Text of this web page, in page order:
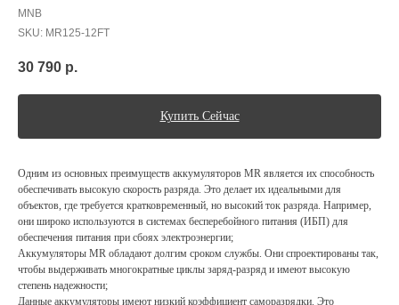
MNB
SKU: MR125-12FT
30 790 р.
Купить Сейчас
Одним из основных преимуществ аккумуляторов MR является их способность
обеспечивать высокую скорость разряда. Это делает их идеальными для
объектов, где требуется кратковременный, но высокий ток разряда. Например,
они широко используются в системах бесперебойного питания (ИБП) для
обеспечения питания при сбоях электроэнергии;
Аккумуляторы MR обладают долгим сроком службы. Они спроектированы так,
чтобы выдерживать многократные циклы заряд-разряд и имеют высокую
степень надежности;
Данные аккумуляторы имеют низкий коэффициент саморазрядки. Это